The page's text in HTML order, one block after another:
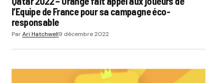
l’Equipe de France pour sa campagne éco-
responsable
ParAri Hatchwell9 décembre 2022